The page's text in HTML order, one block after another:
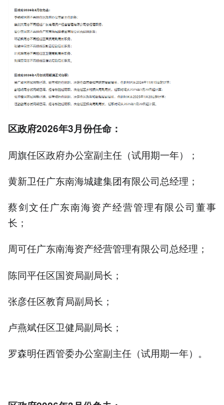
区政府2026年3月份任命：
周旗任区政府办公室副主任（试用期一年）；
黄新卫任广东南海城建集团有限公司总经理；
蔡剑文任广东南海资产经营管理有限公司董事
长；
周可任广东南海资产经营管理有限公司总经理；
陈同平任区国资局副局长；
张彦任区教育局副局长；
卢燕斌任区卫健局副局长；
罗森明任西管委办公室副主任（试用期一年）。